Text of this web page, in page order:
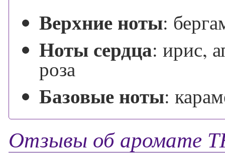
Верхние ноты:
Ноты сердца: ирис,
роза
Базовые ноты:
Отзывы об аромате